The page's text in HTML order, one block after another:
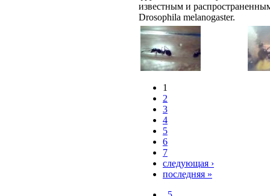
известным и
Drosophila melanogaster.
1
2
3
4
5
6
7
следующая ›
последняя »